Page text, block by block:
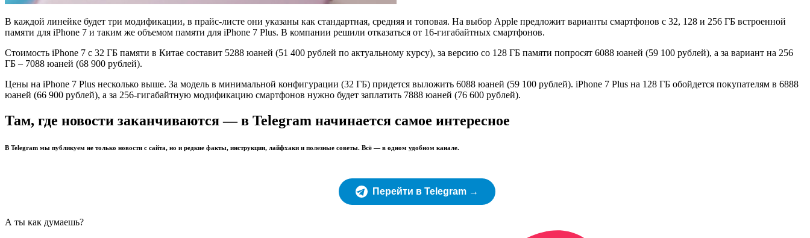
В каждой линейке будет три модификации, в прайс-листе они указаны как стандартная, средняя и топовая. На выбор Apple предложит варианты смартфонов с 32, 128 и 256 ГБ встроенной
памяти для iPhone 7 и таким же объемом памяти для iPhone 7 Plus. В компании решили отказаться от 16-гигабайтных смартфонов.
Стоимость iPhone 7 с 32 ГБ памяти в Китае составит 5288 юаней (51 400 рублей по актуальному курсу), за версию со 128 ГБ памяти попросят 6088 юаней (59 100 рублей), а за вариант на 256
ГБ – 7088 юаней (68 900 рублей).
Цены на iPhone 7 Plus несколько выше. За модель в минимальной конфигурации (32 ГБ) придется выложить 6088 юаней (59 100 рублей). iPhone 7 Plus на 128 ГБ обойдется покупателям в 6888
юаней (66 900 рублей), а за 256-гигабайтную модификацию смартфонов нужно будет заплатить 7888 юаней (76 600 рублей).
Там, где новости заканчиваются — в Telegram начинается самое интересное
В Telegram мы публикуем не только новости с сайта, но и редкие факты, инструкции, лайфхаки и полезные советы. Всё — в одном удобном канале.
Перейти в Telegram →
А ты как думаешь?